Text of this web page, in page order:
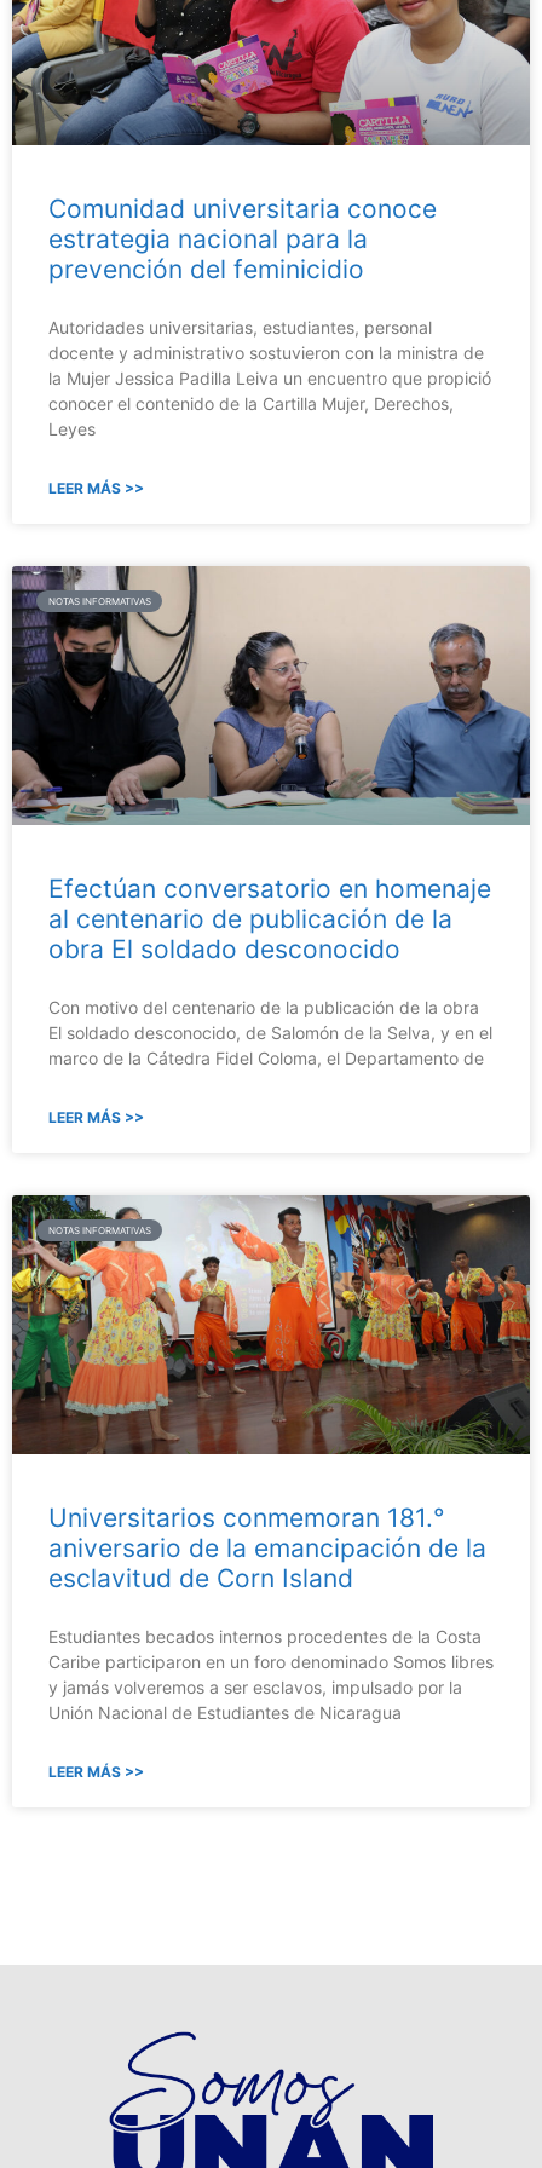
Comunidad universitaria conoce
estrategia nacional para la
prevención del feminicidio
Autoridades universitarias, estudiantes, personal
docente y administrativo sostuvieron con la ministra de
la Mujer Jessica Padilla Leiva un encuentro que propició
conocer el contenido de la Cartilla Mujer, Derechos,
Leyes
LEER MÁS >>
NOTAS INFORMATIVAS
Efectúan conversatorio en homenaje
al centenario de publicación de la
obra El soldado desconocido
Con motivo del centenario de la publicación de la obra
El soldado desconocido, de Salomón de la Selva, y en el
marco de la Cátedra Fidel Coloma, el Departamento de
LEER MÁS >>
NOTAS INFORMATIVAS
Universitarios conmemoran 181.°
aniversario de la emancipación de la
esclavitud de Corn Island
Estudiantes becados internos procedentes de la Costa
Caribe participaron en un foro denominado Somos libres
y jamás volveremos a ser esclavos, impulsado por la
Unión Nacional de Estudiantes de Nicaragua
LEER MÁS >>